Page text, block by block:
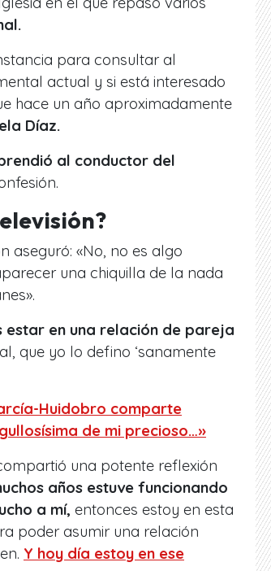
para consultar al
actual y si está interesado
hace un año aproximadamente
Díaz.
al conductor del
aseguró: «No, no es algo
una chiquilla de la nada
en una relación de pareja
que yo lo defino ‘sanamente
Huidobro comparte
de mi precioso…»
una potente reflexión
años estuve funcionando
a mí, entonces estoy en esta
poder asumir una relación
Y hoy día estoy en ese